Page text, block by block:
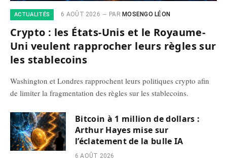
ACTUALITÉS 6 AOÛT 2026 PAR MOSENGO LÉON
Crypto : les États-Unis et le Royaume-
Uni veulent rapprocher leurs règles sur
les stablecoins
Washington et Londres rapprochent leurs politiques crypto afin
de limiter la fragmentation des règles sur les stablecoins.
Bitcoin à 1 million de dollars :
Arthur Hayes mise sur
l’éclatement de la bulle IA
6 AOÛT 2026